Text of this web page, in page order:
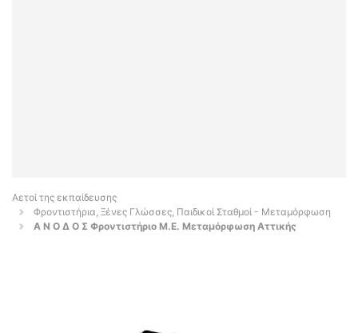
Αετοί της εκπαίδευσης
Φροντιστήρια, Ξένες Γλώσσες, Παιδικοί Σταθμοί - Μεταμόρφωση
Α Ν Ο Δ Ο Σ Φροντιστήριο Μ.Ε. Μεταμόρφωση Αττικής